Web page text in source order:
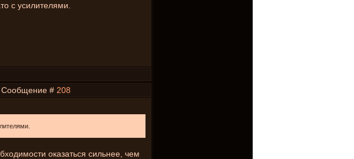
с усилителями.
Сообщение # 208
оказаться сильнее, чем